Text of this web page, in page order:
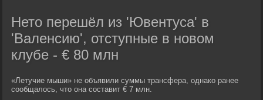
Нето перешёл из 'Ювентуса' в
'Валенсию', отступные в новом
клубе - € 80 млн
«Летучие мыши» не объявили суммы трансфера, однако ранее
сообщалось, что она составит € 7 млн.